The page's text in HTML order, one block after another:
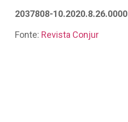
2037808-10.2020.8.26.0000
Fonte: Revista Conjur